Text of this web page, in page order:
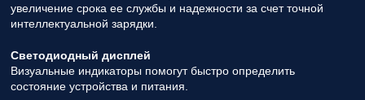
увеличение срока ее службы и надежности за счет точной
интеллектуальной зарядки.
Светодиодный дисплей
Визуальные индикаторы помогут быстро определить
состояние устройства и питания.